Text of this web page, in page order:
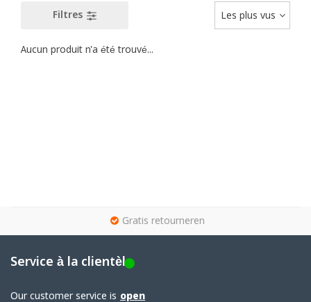
Filtres Les plus vus
Aucun produit n'a été trouvé...
Gratis retourneren
Service à la clientèle
Our customer service is open